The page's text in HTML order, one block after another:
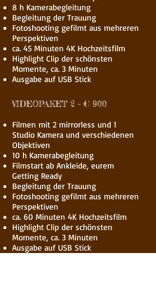
8 h Kamerabegleitung
Begleitung der Trauung
Fotoshooting gefilmt aus mehreren
Perspektiven
ca. 45 Minuten 4K Hochzeitsfilm
Highlight Clip der schönsten
Momente, ca. 3 Minuten
Ausgabe auf USB Stick
VIDEOPAKET 2 – € 900
Filmen mit 2 mirrorless und 1
Studio Kamera und verschiedenen
Objektiven
10 h Kamerabegleitung
Filmstart ab Ankleide, eurem
Getting Ready
Begleitung der Trauung
Fotoshooting gefilmt aus mehreren
Perspektiven
ca. 60 Minuten 4K Hochzeitsfilm
Highlight Clip der schönsten
Momente, ca. 3 Minuten
Ausgabe auf USB Stick